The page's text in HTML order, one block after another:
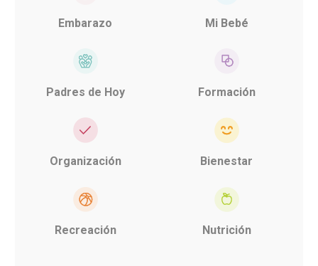
Embarazo Mi Bebé
Padres de Hoy Formación
Organización Bienestar
Recreación Nutrición